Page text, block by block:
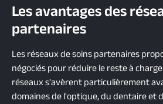
Les avantages des
partenaires
Les réseaux de soins partenaires
négociés pour réduire le reste à
réseaux s'avèrent particulièrement
domaines de l'optique, du dentaire et